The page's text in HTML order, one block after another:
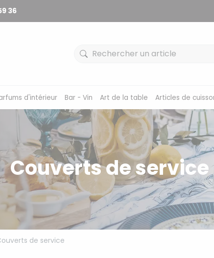
36
d'intérieur Bar - Vin Art de la table Articles de
Couverts de service
de service